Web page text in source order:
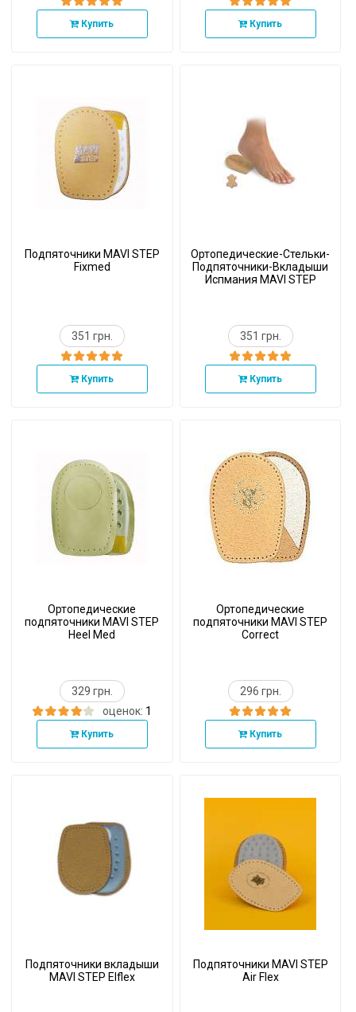
Купить Купить
Подпяточники MAVI STEP
Fixmed
351 грн.
Купить
Ортопедические-Cтельки-
Подпяточники-Вкладыши
Испмания MAVI STEP
351 грн.
Купить
Ортопедические
подпяточники MAVI STEP
Heel Med
329 грн.
оценок: 1
Купить
Ортопедические
подпяточники MAVI STEP
Correct
296 грн.
Купить
Подпяточники вкладыши
MAVI STEP Elflex
Подпяточники MAVI STEP
Air Flex